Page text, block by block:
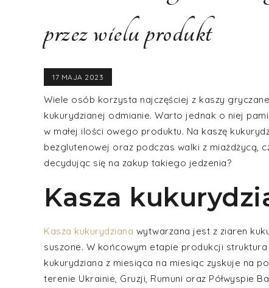
przez wielu produkt
17 MAJA 2023
Wiele osób korzysta najczęściej z kaszy
kukurydzianej odmianie. Warto jednak o niej
w małej ilości owego produktu. Na kaszę
bezglutenowej oraz podczas walki z miażdżycą,
decydując się na zakup takiego jedzenia?
Kasza
Kasza kukurydziana wytwarzana jest z ziaren
suszone. W końcowym etapie produkcji
kukurydziana z miesiąca na miesiąc zyskuje na
terenie Ukrainie, Gruzji, Rumuni oraz Półwyspie